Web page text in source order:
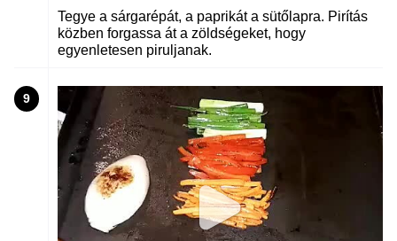
Tegye a sárgarépát, a paprikát a sütőlapra. Pirítás
közben forgassa át a zöldségeket, hogy
egyenletesen piruljanak.
9